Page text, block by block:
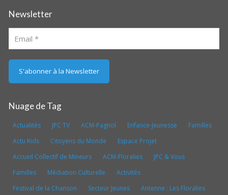
Newsletter
Nuage de Tag
Actualités JPC TV ACM-Pagnol Enfance-Jeunesse
Familles
Actu Kids
Citoyens du Monde
Espace Projet
Accueil Collectif de Mineurs
ACM-Floralies
JPC & Vous
Familles
Médiation Culturelle
Activités
Festival de la Chanson
Secteur Jeunes
Antenne : Les Floralies